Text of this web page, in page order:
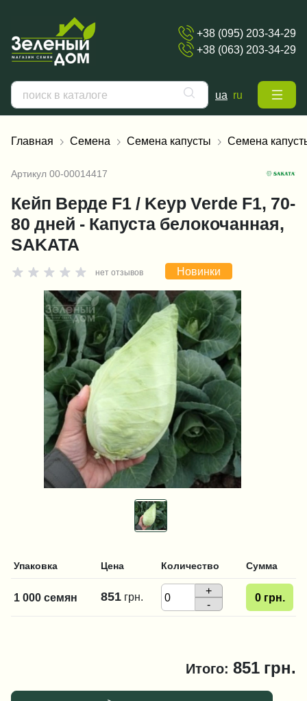
+38 (095) 203-34-29
+38 (063) 203-34-29
ua ru
Главная Семена Семена капусты Семена
Артикул 00-00014417
Кейп Верде F1 / Keyp Verde F1, 70-
80 дней - Капуста белокочанная,
SAKATA
нет отзывов Новинки
Упаковка Цена Количество Сумма
1 000 семян 851 грн.
+
-
0 грн.
Итого: 851 грн.